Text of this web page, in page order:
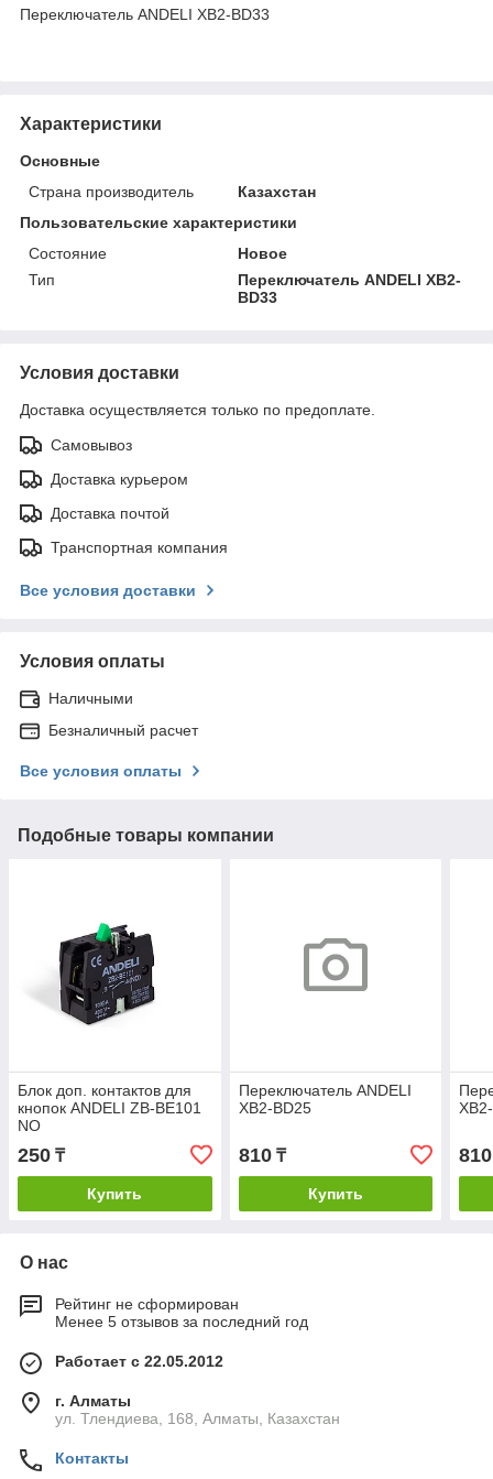
Переключатель ANDELI XB2-BD33
Характеристики
Основные
Страна производитель
Казахстан
Пользовательские характеристики
Состояние
Новое
Тип
Переключатель ANDELI XB2-
BD33
Условия доставки
Доставка осуществляется только по предоплате.
Самовывоз
Доставка курьером
Доставка почтой
Транспортная компания
Все условия доставки
Условия оплаты
Наличными
Безналичный расчет
Все условия оплаты
Подобные товары компании
Блок доп. контактов для
кнопок ANDELI ZB-BE101
NO
250 ₸
Купить
Переключатель ANDELI
XB2-BD25
810₸
Купить
810
О нас
Рейтинг не сформирован
Менее 5 отзывов за последний год
Работает с 22.05.2012
г. Алматы
ул. Тлендиева, 168, Алматы, Казахстан
Контакты